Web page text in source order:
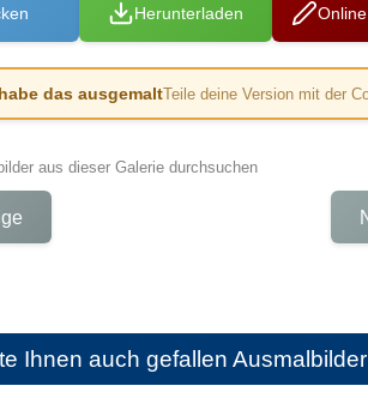
Herunterladen
das ausgemaltTeile deine Version mit der
aus dieser Galerie durchsuchen
Ihnen auch gefallen